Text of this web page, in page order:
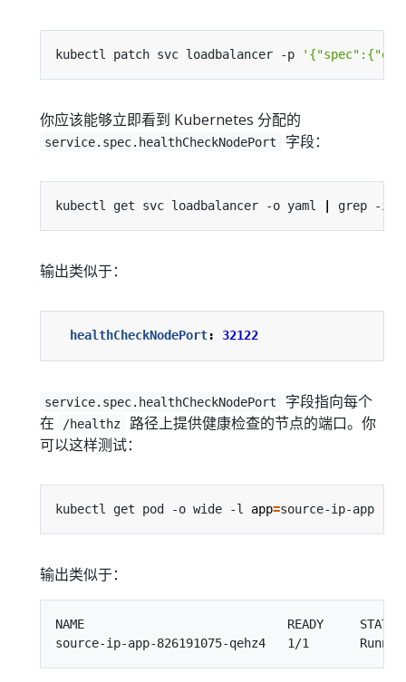
kubectl patch svc loadbalancer -p
你应该能够立即看到 Kubernetes 分配的
service.spec.healthCheckNodePort 字段：
kubectl get svc loadbalancer -o yaml |
输出类似于：
healthCheckNodePort: 32122
service.spec.healthCheckNodePort
字段指向每个
在
/healthz
路径上提供健康检查的节点的端口。你
可以这样测试：
kubectl get pod -o wide -l app=
输出类似于：
NAME                            READY     STATUS